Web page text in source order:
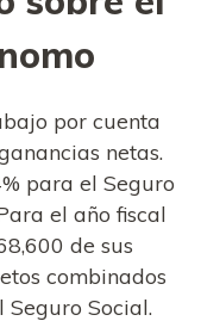
por cuenta
netas.
para el Seguro
el año fiscal
de sus
combinados
Social.